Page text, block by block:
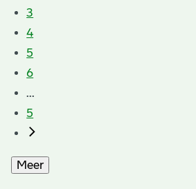
3
4
5
6
...
5
Meer